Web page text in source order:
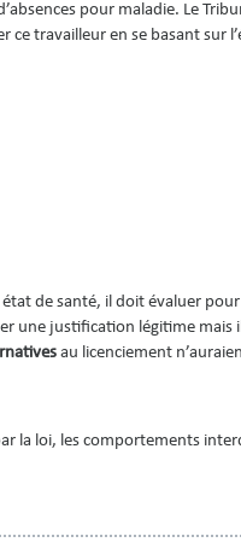
pour maladie. Le
ce travailleur en se basant sur
de santé, il doit évaluer
une justification légitime mais
au licenciement
la loi, les comportements